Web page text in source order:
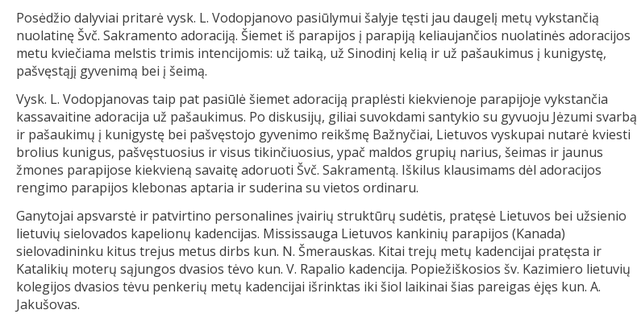
Posėdžio dalyviai pritarė vysk. L. Vodopjanovo pasiūlymui šalyje tęsti jau daugelį metų vykstančią
nuolatinę Švč. Sakramento adoraciją. Šiemet iš parapijos į parapiją keliaujančios nuolatinės adoracijos
metu kviečiama melstis trimis intencijomis: už taiką, už Sinodinį kelią ir už pašaukimus į kunigystę,
pašvęstąjį gyvenimą bei į šeimą.
Vysk. L. Vodopjanovas taip pat pasiūlė šiemet adoraciją praplėsti kiekvienoje parapijoje vykstančia
kassavaitine adoracija už pašaukimus. Po diskusijų, giliai suvokdami santykio su gyvuoju Jėzumi svarbą
ir pašaukimų į kunigystę bei pašvęstojo gyvenimo reikšmę Bažnyčiai, Lietuvos vyskupai nutarė kviesti
brolius kunigus, pašvęstuosius ir visus tikinčiuosius, ypač maldos grupių narius, šeimas ir jaunus
žmones parapijose kiekvieną savaitę adoruoti Švč. Sakramentą. Iškilus klausimams dėl adoracijos
rengimo parapijos klebonas aptaria ir suderina su vietos ordinaru.
Ganytojai apsvarstė ir patvirtino personalines įvairių struktūrų sudėtis, pratęsė Lietuvos bei užsienio
lietuvių sielovados kapelionų kadencijas. Mississauga Lietuvos kankinių parapijos (Kanada)
sielovadininku kitus trejus metus dirbs kun. N. Šmerauskas. Kitai trejų metų kadencijai pratęsta ir
Katalikių moterų sąjungos dvasios tėvo kun. V. Rapalio kadencija. Popiežiškosios šv. Kazimiero lietuvių
kolegijos dvasios tėvu penkerių metų kadencijai išrinktas iki šiol laikinai šias pareigas ėjęs kun. A.
Jakušovas.